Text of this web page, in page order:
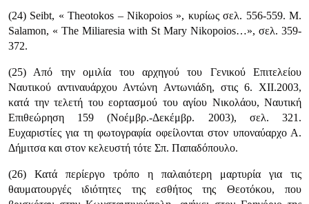
(24) Seibt, « Theotokos – Nikopoios », κυρίως σελ. 556-559. Μ.
Salamon, « The Miliaresia with St Mary Nikopoios…», σελ. 359-
372.
(25) Aπό την ομιλία του αρχηγού του Γενικού Επιτελείου
Ναυτικού αντιναυάρχου Αντώνη Αντωνιάδη, στις 6. XII.2003,
κατά την τελετή του εορτασμού του αγίου Νικολάου, Ναυτική
Επιθεώρηση 159 (Νοέμβρ.-Δεκέμβρ. 2003), σελ. 321.
Ευχαριστίες για τη φωτογραφία οφείλονται στον υποναύαρχο Α.
Δήμιτσα και στον κελευστή τότε Σπ. Παπαδόπουλο.
(26) Κατά περίεργο τρόπο η παλαιότερη μαρτυρία για τις
θαυματουργές ιδιότητες της εσθήτος της Θεοτόκου, που